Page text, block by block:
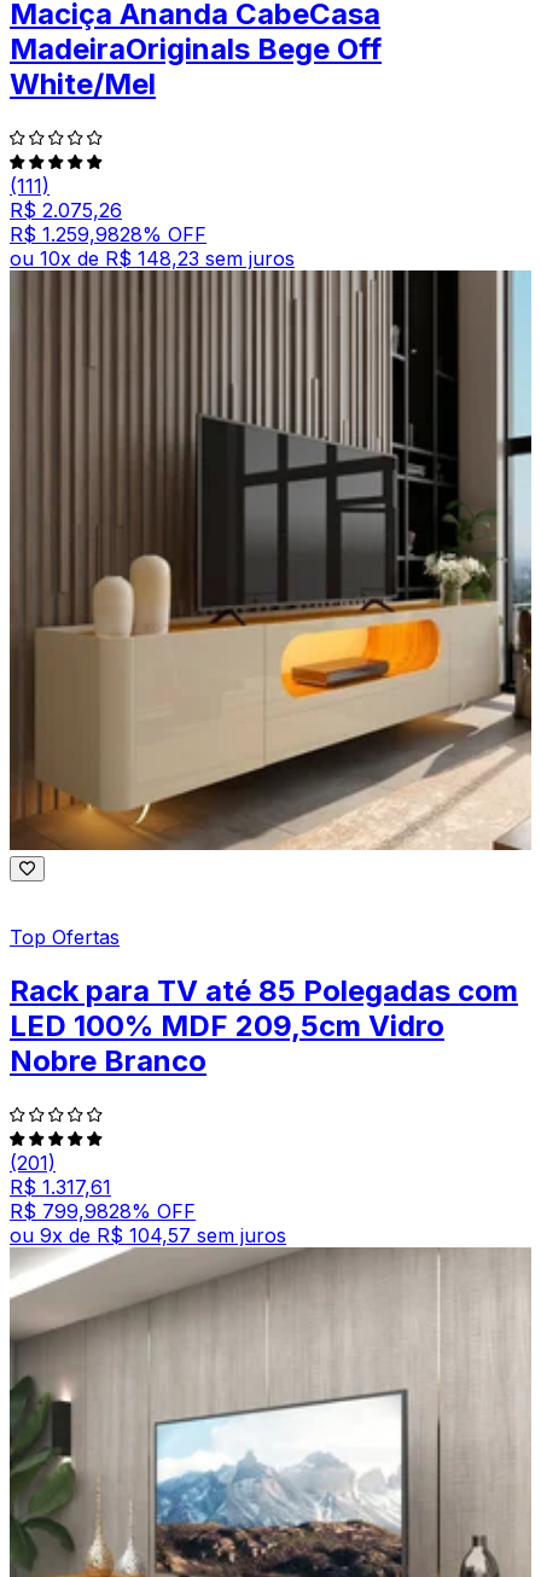
Maciça Ananda CabeCasa
MadeiraOriginals Bege Off
White/Mel
(111)
R$ 2.075,26
R$ 1.259,9828% OFF
ou 10x de R$ 148,23 sem juros
Top Ofertas
Rack para TV até 85 Polegadas com
LED 100% MDF 209,5cm Vidro
Nobre Branco
(201)
R$ 1.317,61
R$ 799,9828% OFF
ou 9x de R$ 104,57 sem juros